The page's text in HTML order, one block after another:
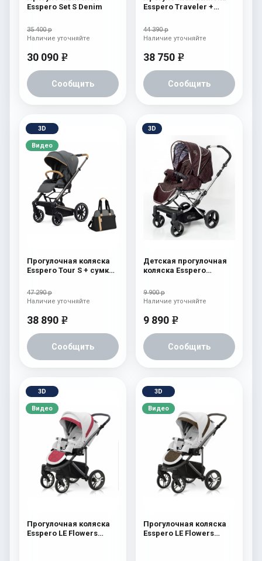
Esspero Set S Denim
35 400 р
30 090 e
Сообщить
Наличие уточняйте
Esspero Traveler +
44 390 р
38 750 e
Сообщить
Наличие уточняйте
3D
Видео
Прогулочная коляска
Esspero Tour S + сумка
47 290 р
38 890 e
Сообщить
Наличие уточняйте
3D
Детская прогулочная
коляска Esspero
9 900 р
9 890 e
Сообщить
Наличие уточняйте
3D
Видео
Прогулочная коляска
Esspero LE Flowers
3D
Видео
Прогулочная коляска
Esspero LE Flowers